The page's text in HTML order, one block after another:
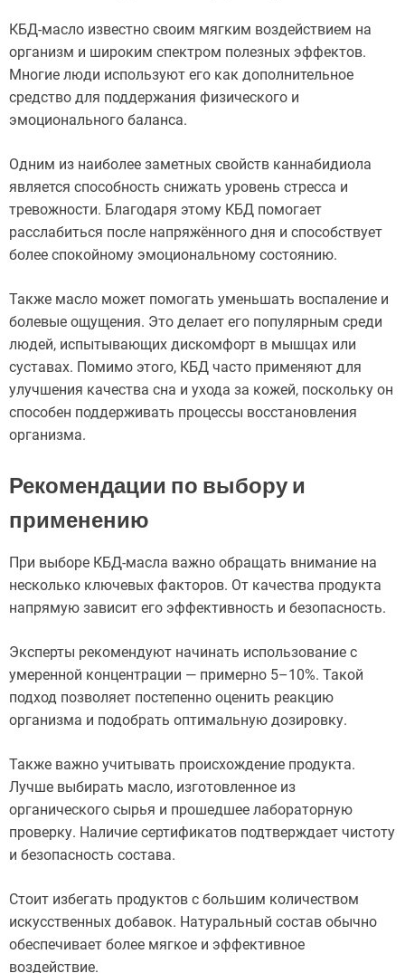
КБД-масло известно своим мягким воздействием на
организм и широким спектром полезных эффектов.
Многие люди используют его как дополнительное
средство для поддержания физического и
эмоционального баланса.
Одним из наиболее заметных свойств каннабидиола
является способность снижать уровень стресса и
тревожности. Благодаря этому КБД помогает
расслабиться после напряжённого дня и способствует
более спокойному эмоциональному состоянию.
Также масло может помогать уменьшать воспаление и
болевые ощущения. Это делает его популярным среди
людей, испытывающих дискомфорт в мышцах или
суставах. Помимо этого, КБД часто применяют для
улучшения качества сна и ухода за кожей, поскольку он
способен поддерживать процессы восстановления
организма.
Рекомендации по выбору и
применению
При выборе КБД-масла важно обращать внимание на
несколько ключевых факторов. От качества продукта
напрямую зависит его эффективность и безопасность.
Эксперты рекомендуют начинать использование с
умеренной концентрации — примерно 5–10%. Такой
подход позволяет постепенно оценить реакцию
организма и подобрать оптимальную дозировку.
Также важно учитывать происхождение продукта.
Лучше выбирать масло, изготовленное из
органического сырья и прошедшее лабораторную
проверку. Наличие сертификатов подтверждает чистоту
и безопасность состава.
Стоит избегать продуктов с большим количеством
искусственных добавок. Натуральный состав обычно
обеспечивает более мягкое и эффективное
воздействие.